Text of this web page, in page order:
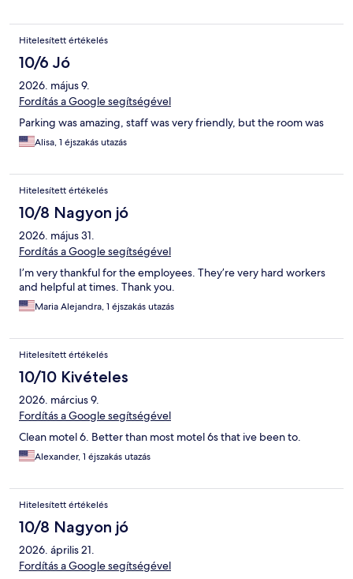
Hitelesített értékelés
10/6 Jó
2026. május 9.
Fordítás a Google segítségével
Parking was amazing, staff was very friendly, but the room was
Alisa, 1 éjszakás utazás
Hitelesített értékelés
10/8 Nagyon jó
2026. május 31.
Fordítás a Google segítségével
I’m very thankful for the employees. They’re very hard workers
and helpful at times. Thank you.
Maria Alejandra, 1 éjszakás utazás
Hitelesített értékelés
10/10 Kivételes
2026. március 9.
Fordítás a Google segítségével
Clean motel 6. Better than most motel 6s that ive been to.
Alexander, 1 éjszakás utazás
Hitelesített értékelés
10/8 Nagyon jó
2026. április 21.
Fordítás a Google segítségével